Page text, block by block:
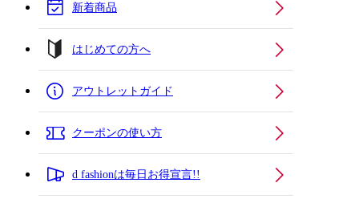
新着商品
はじめての方へ
アウトレットガイド
クーポンの使い方
d fashionは毎日お得宣言!!